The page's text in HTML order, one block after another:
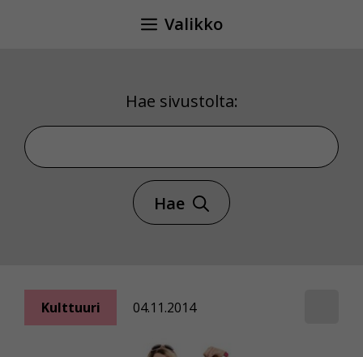
Valikko
Hae sivustolta:
Hae sivustolta
Hae
Kulttuuri 04.11.2014